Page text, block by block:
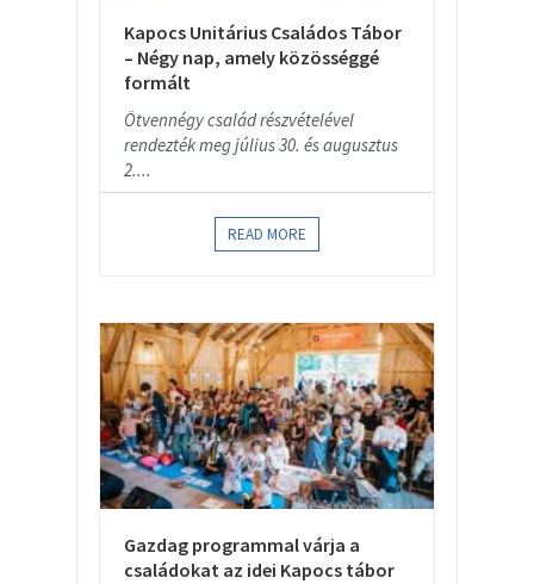
Kapocs Unitárius Családos Tábor
– Négy nap, amely közösséggé
formált
Ötvennégy család részvételével
rendezték meg július 30. és augusztus
2....
READ MORE
Gazdag programmal várja a
családokat az idei Kapocs tábor